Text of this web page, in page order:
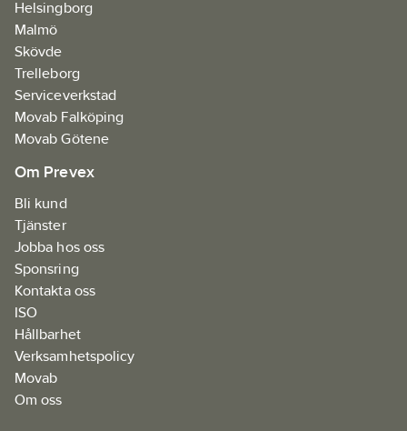
avdelare som gör det
möjligt att anpassa
lådan efter innehållet
Metallförstärkta hörn
Konstruerad av
slagtåliga polymer för
arbetsplatsen
En del av det
moduluppbyggda
PACKOUT
förvaringssystemet
Artikelnr: 987371
Materialklass
Helsingborg
Malmö
Skövde
Trelleborg
Serviceverkstad
Movab Falköping
Movab Götene
Om Prevex
Bli kund
Tjänster
Jobba hos oss
Sponsring
Kontakta oss
ISO
Hållbarhet
Verksamhetspolicy
Movab
Om oss